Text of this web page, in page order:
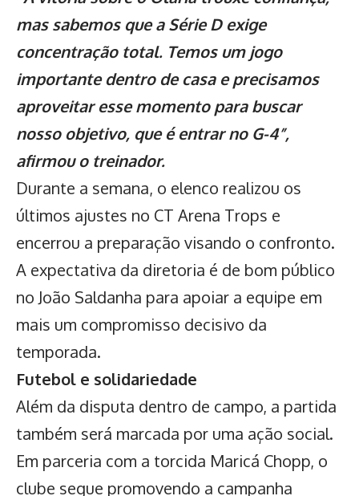
mas sabemos que a Série D exige
concentração total. Temos um jogo
importante dentro de casa e precisamos
aproveitar esse momento para buscar
nosso objetivo, que é entrar no G-4”,
afirmou o treinador.
Durante a semana, o elenco realizou os
últimos ajustes no CT Arena Trops e
encerrou a preparação visando o confronto.
A expectativa da diretoria é de bom público
no João Saldanha para apoiar a equipe em
mais um compromisso decisivo da
temporada.
Futebol e solidariedade
Além da disputa dentro de campo, a partida
também será marcada por uma ação social.
Em parceria com a torcida Maricá Chopp, o
clube segue promovendo a campanha